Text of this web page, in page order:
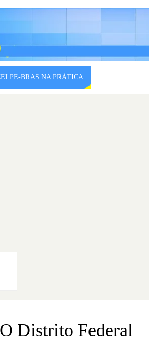
BRAS NA PRÁTICA
O Distrito Federal